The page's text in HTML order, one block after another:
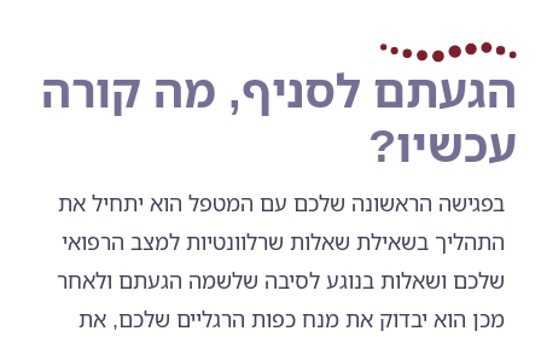
הגעתם לסניף, מה קורה
עכשיו?
בפגישה הראשונה שלכם עם המטפל הוא יתחיל את
התהליך בשאילת שאלות שרלוונטיות למצב הרפואי
שלכם ושאלות בנוגע לסיבה שלשמה הגעתם ולאחר
מכן הוא יבדוק את מנח כפות הרגליים שלכם, את